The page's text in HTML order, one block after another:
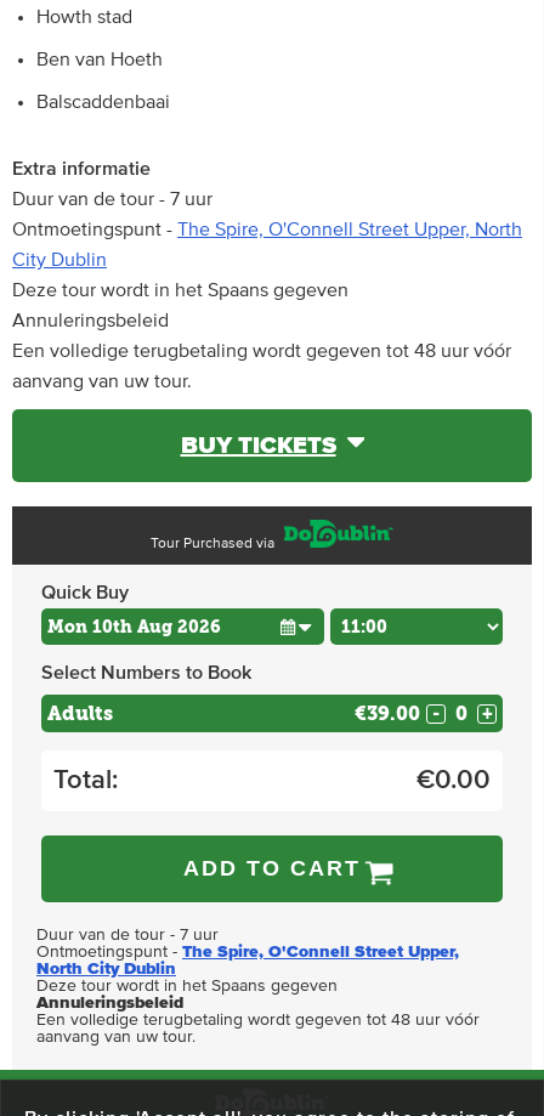
Howth stad
Ben van Hoeth
Balscaddenbaai
Extra informatie
Duur van de tour - 7 uur
Ontmoetingspunt - The Spire, O'Connell Street Upper, North
City Dublin
Deze tour wordt in het Spaans gegeven
Annuleringsbeleid
Een volledige terugbetaling wordt gegeven tot 48 uur vóór
aanvang van uw tour.
BUY TICKETS
Tour Purchased via
Quick Buy
Select Numbers to Book
Adults €39.00 - +
Total: €0.00
ADD TO CART
Duur van de tour - 7 uur
Ontmoetingspunt - The Spire, O'Connell Street Upper,
North City Dublin
Deze tour wordt in het Spaans gegeven
Annuleringsbeleid
Een volledige terugbetaling wordt gegeven tot 48 uur vóór
aanvang van uw tour.